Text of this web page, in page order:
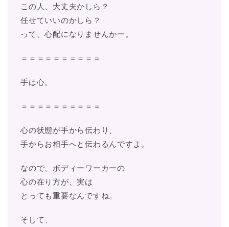
この人、大丈夫かしら？
任せていいのかしら？
って、心配になりませんかー。
＝＝＝＝＝＝＝＝＝＝
手は心。
＝＝＝＝＝＝＝＝＝＝
心の状態が手から伝わり、
手からお相手へと伝わるんですよ。
なので、ボディーワーカーの
心の在り方が、実は
とっても重要なんですね。
そして、